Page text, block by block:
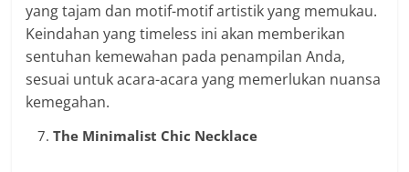
yang tajam dan motif-motif artistik yang memukau.
Keindahan yang timeless ini akan memberikan
sentuhan kemewahan pada penampilan Anda,
sesuai untuk acara-acara yang memerlukan nuansa
kemegahan.
The Minimalist Chic Necklace